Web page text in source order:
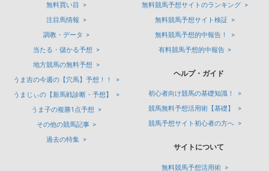
無料買い目
注目馬情報
調教・データ
当たる・儲かる予想
地方競馬の無料予想
うま吉の今週の【穴馬】予想！！
うまじぃの【新馬戦診断・予想】
うま子の複勝1点予想
その他の競馬記事
過去の特集
無料競馬予想サイトのランキング
無料競馬予想サイト検証
無料競馬予想的中報告！
有料競馬予想的中報告
ヘルプ・ガイド
初心者向け競馬の基礎知識！
競馬無料予想活用術【基礎】
競馬予想サイト初心者の方へ
サイトについて
無料競馬予想活用術